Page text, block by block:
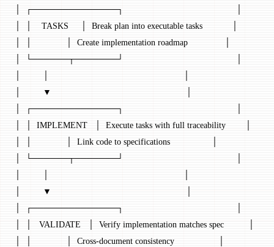
│  ┌──────────────┐                                              │
│  │    TASKS     │  Break plan into executable tasks            │
│  │              │  Create implementation roadmap               │
│  └──────┬───────┘                                              │
│         ▼                                                       │
│  ┌──────────────┐                                              │
│  │  IMPLEMENT   │  Execute tasks with full traceability        │
│  │              │  Link code to specifications                 │
│  └──────┬───────┘                                              │
│         ▼                                                       │
│  ┌──────────────┐                                              │
│  │   VALIDATE   │  Verify implementation matches spec          │
│  │              │  Cross-document consistency                  │